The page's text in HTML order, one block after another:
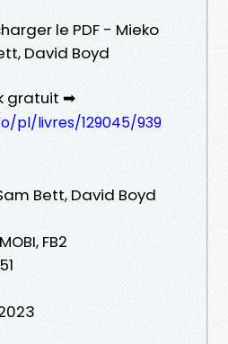
le PDF - Mieko
David Boyd
gratuit ➡
pl/livres/129045/939
Bett, David Boyd
FB2